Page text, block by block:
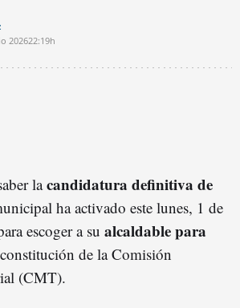
202622:19h
lacandidatura definitiva de
ha activado este lunes, 1 de
escoger a su alcaldable para
de la Comisión
(CMT).